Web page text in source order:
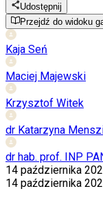
Udostępnij
Przejdź do widoku
Kaja Seń
Maciej Majewski
Krzysztof Witek
dr Katarzyna
dr hab. prof. INP
14 października
14 października